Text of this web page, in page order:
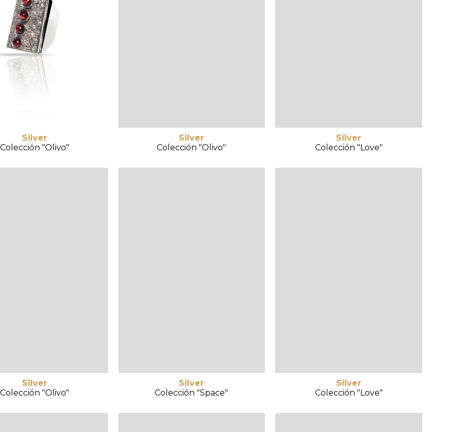
Silver
Colección "Olivo"
Silver
Colección "Olivo"
Silver
Colección "Love"
Silver
Colección "Olivo"
Silver
Colección "Space"
Silver
Colección "Love"